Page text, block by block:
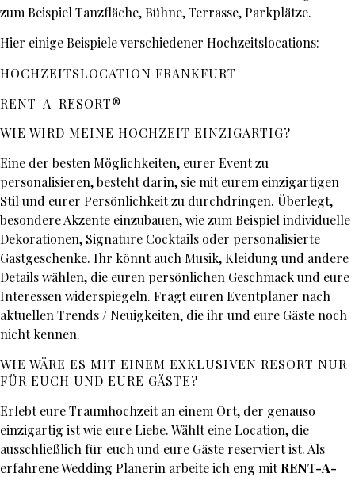
zum Beispiel Tanzfläche, Bühne, Terrasse, Parkplätze.
Hier einige Beispiele verschiedener Hochzeitslocations:
HOCHZEITSLOCATION FRANKFURT
RENT-A-RESORT®
WIE WIRD MEINE HOCHZEIT EINZIGARTIG?
Eine der besten Möglichkeiten, eurer Event zu
personalisieren, besteht darin, sie mit eurem einzigartigen
Stil und eurer Persönlichkeit zu durchdringen. Überlegt,
besondere Akzente einzubauen, wie zum Beispiel individuelle
Dekorationen, Signature Cocktails oder personalisierte
Gastgeschenke. Ihr könnt auch Musik, Kleidung und andere
Details wählen, die euren persönlichen Geschmack und eure
Interessen widerspiegeln. Fragt euren Eventplaner nach
aktuellen Trends / Neuigkeiten, die ihr und eure Gäste noch
nicht kennen.
WIE WÄRE ES MIT EINEM EXKLUSIVEN RESORT NUR
FÜR EUCH UND EURE GÄSTE?
Erlebt eure Traumhochzeit an einem Ort, der genauso
einzigartig ist wie eure Liebe. Wählt eine Location, die
ausschließlich für euch und eure Gäste reserviert ist. Als
erfahrene Wedding Planerin arbeite ich eng mitRENT-A-